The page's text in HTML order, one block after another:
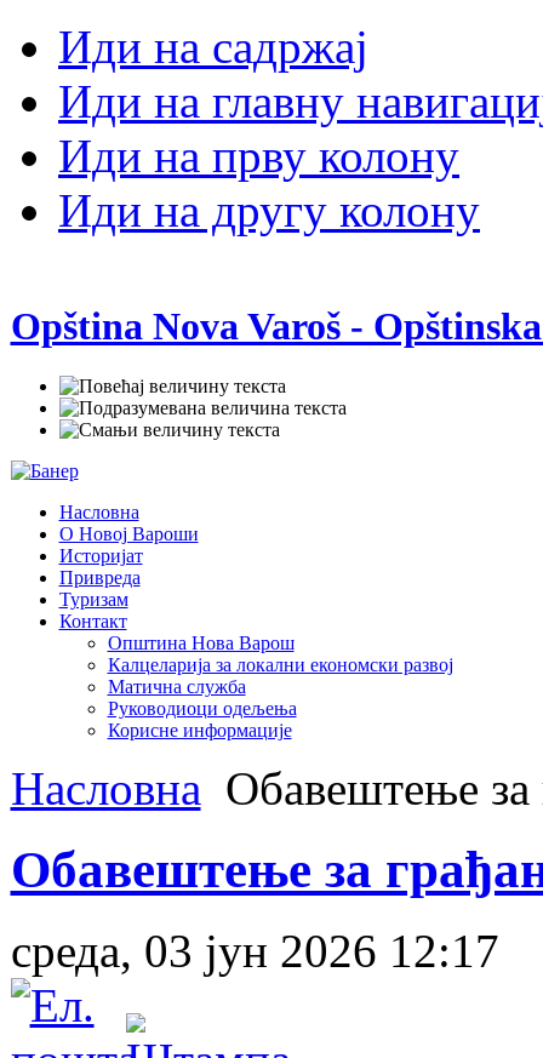
Иди на садржај
Иди на главну
Иди на прву колону
Иди на другу колону
Opština Nova Varoš -
Насловна
О Новој Вароши
Историјат
Привреда
Туризам
Контакт
Општина Нова Варош
Калцеларија за локални економски развој
Матична служба
Руководиоци одељења
Корисне информације
Насловна Обавештење за
Обавештење за
среда, 03 јун 2026 12:17